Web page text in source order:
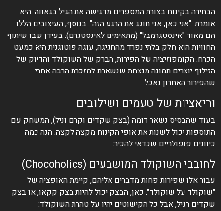
הבחירה בקינוח בצורת המספרים מדגישה את הגיל בגאווה. היא
אומרת: "אני כאן, אני חוגג את הרגע הזה". בנוסף, העיצובים הללו
הם מאוד "אינסטגרמבל" (מתאימים לאינסטגרם). בעידן שבו שיתוף
החוויות הוא חלק בלתי נפרד מהחגיגה, עוגה פוטוגנית היא כמעט
הכרח. הקומפוזיציה של הפירות, הברק של השוקולד והדיוק של
הזילוף יוצרים תמונה מנצחת שנשארת למזכרת הרבה אחרי
שהפירור האחרון נאכל.
וריאציות של טעמים ושילובים
בעוד שהבסיס נשאר דומה (בצק שקדים וקרם וניל), המשחק עם
התוספות יכול לשנות את אופי הקינוח מקצה לקצה. הנה כמה
כיוונים פופולריים שכדאי להכיר:
לחובבי השוקולד המושבעים (Chocoholics)
עבור אלו שפירות פחות מדברים אליהם, קיימת האופציה של
"שוקולד על שוקולד". כאן, הבצק יכול להיות בצק קקאו, או בצק
שקדים רגיל, אבל כל הקישוטים יהיו על טהרת השוקולד: